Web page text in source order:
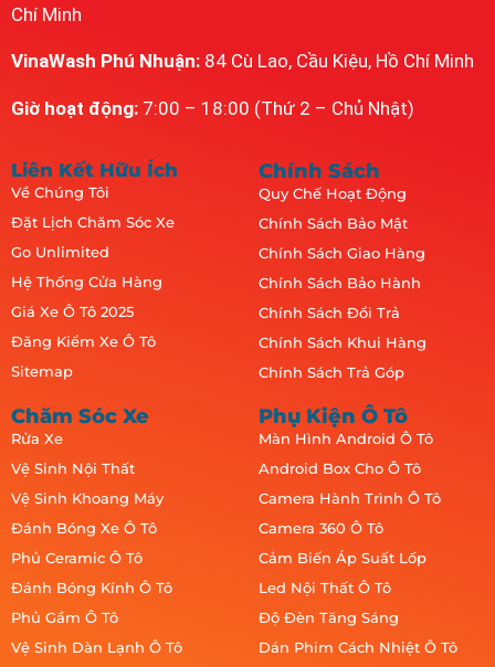
Chí Minh
VinaWash Phú Nhuận: 84 Cù Lao, Cầu Kiệu, Hồ Chí Minh
Giờ hoạt động: 7:00 – 18:00 (Thứ 2 – Chủ Nhật)
Liên Kết Hữu Ích
Về Chúng Tôi
Đặt Lịch Chăm Sóc Xe
Go Unlimited
Hệ Thống Cửa Hàng
Giá Xe Ô Tô 2025
Đăng Kiểm Xe Ô Tô
Sitemap
Chính Sách
Quy Chế Hoạt Động
Chính Sách Bảo Mật
Chính Sách Giao Hàng
Chính Sách Bảo Hành
Chính Sách Đổi Trả
Chính Sách Khui Hàng
Chính Sách Trả Góp
Chăm Sóc Xe
Rửa Xe
Vệ Sinh Nội Thất
Vệ Sinh Khoang Máy
Đánh Bóng Xe Ô Tô
Phủ Ceramic Ô Tô
Đánh Bóng Kính Ô Tô
Phủ Gầm Ô Tô
Vệ Sinh Dàn Lạnh Ô Tô
Phụ Kiện Ô Tô
Màn Hình Android Ô Tô
Android Box Cho Ô Tô
Camera Hành Trình Ô Tô
Camera 360 Ô Tô
Cảm Biến Áp Suất Lốp
Led Nội Thất Ô Tô
Độ Đèn Tăng Sáng
Dán Phim Cách Nhiệt Ô Tô